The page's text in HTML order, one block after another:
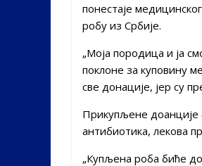
понестаје
робу из Србије.
„Моја породица и ја
поклоне за куповину
све донације, јер су
Прикупљене доанције
антибиотика, лекова
„Купљена роба биће